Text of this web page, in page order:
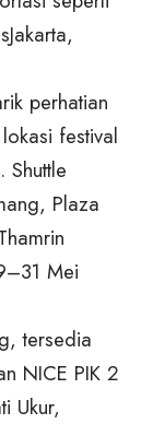
perhatian
festival
Plaza
Mei
tersedia
NICE PIK 2
Ukur,